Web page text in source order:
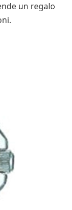
un regalo